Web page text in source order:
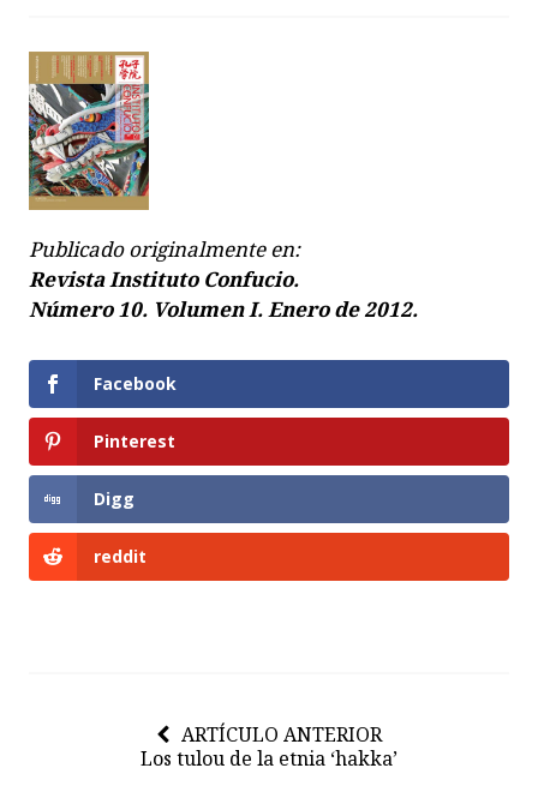
Publicado originalmente en:
Revista Instituto Confucio.
Número 10. Volumen I. Enero de 2012.
Facebook
Pinterest
Digg
reddit
ARTÍCULO ANTERIOR
Los tulou de la etnia ‘hakka’